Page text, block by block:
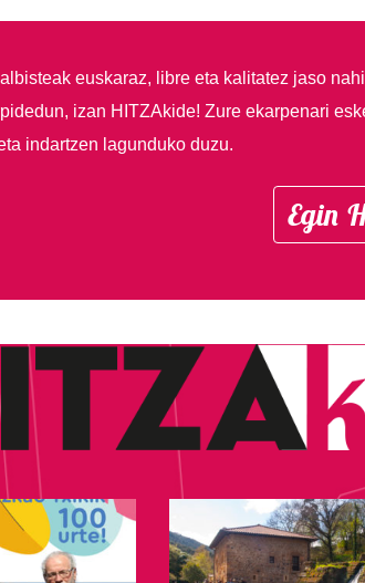
euskaraz, libre eta kalitatez jaso
izan HITZAkide! Zure ekarpenari
indartzen lagunduko duzu.
Egin